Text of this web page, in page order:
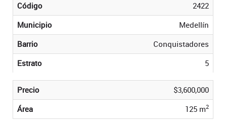
Código
2422
Municipio
Medellín
Barrio
Conquistadores
Estrato
5
Precio
$3,600,000
Área
125 m2